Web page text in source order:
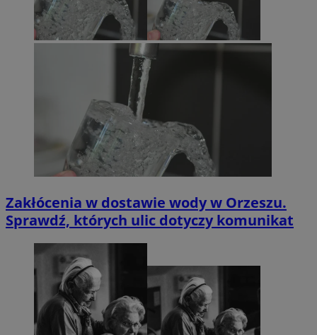
Zakłócenia w dostawie wody w Orzeszu.
Sprawdź, których ulic dotyczy komunikat